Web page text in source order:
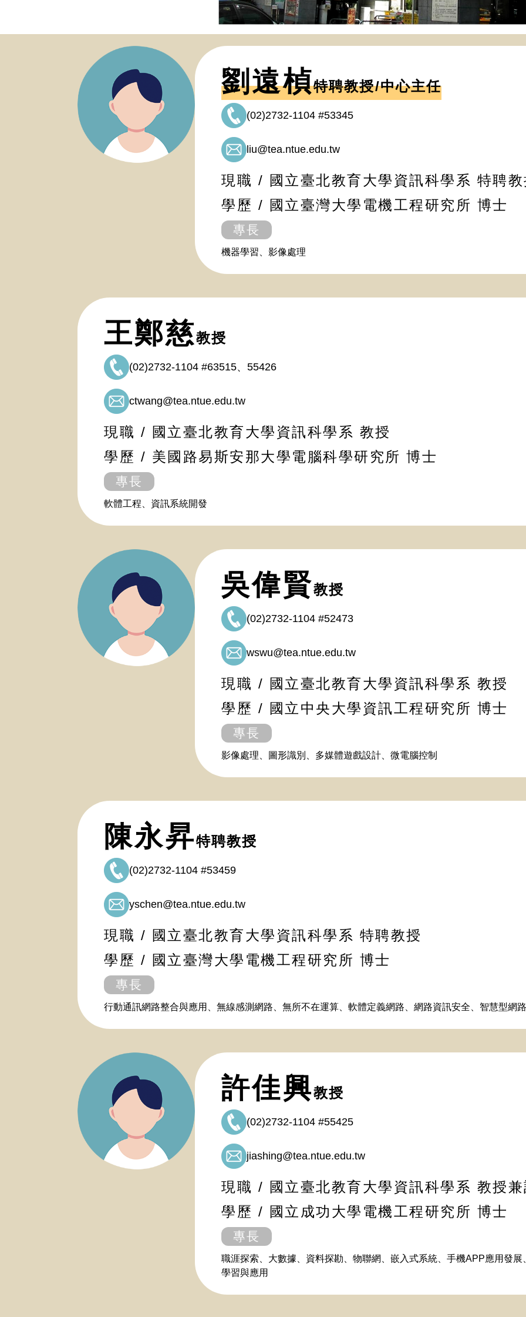
劉遠楨特聘教授/中心主任
(02)2732-1104 #53345
liu@tea.ntue.edu.tw
現職 / 國立臺北教育大學資訊科學系 特聘
學歷 / 國立臺灣大學電機工程研究所 博士
專長
機器學習、影像處理
王鄭慈教授
(02)2732-1104 #63515、55426
ctwang@tea.ntue.edu.tw
現職 / 國立臺北教育大學資訊科學系 教授
學歷 / 美國路易斯安那大學電腦科學研究所 博士
專長
軟體工程、資訊系統開發
吳偉賢教授
(02)2732-1104 #52473
wswu@tea.ntue.edu.tw
現職 / 國立臺北教育大學資訊科學系 教授
學歷 / 國立中央大學資訊工程研究所 博士
專長
影像處理、圖形識別、多媒體遊戲設計、微電腦控制
陳永昇特聘教授
(02)2732-1104 #53459
yschen@tea.ntue.edu.tw
現職 / 國立臺北教育大學資訊科學系 特聘教授
學歷 / 國立臺灣大學電機工程研究所 博士
專長
行動通訊網路整合與應用、無線感測網路、無所不在運算、軟體定義網路、網路資訊安全、智慧型網路
許佳興教授
(02)2732-1104 #55425
jiashing@tea.ntue.edu.tw
現職 / 國立臺北教育大學資訊科學系 教授
學歷 / 國立成功大學電機工程研究所 博士
專長
職涯探索、大數據、資料探勘、物聯網、嵌入式系統、手機APP應用發
學習與應用